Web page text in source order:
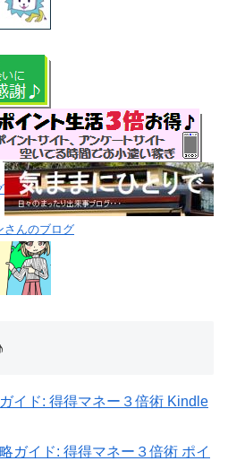
さんのブログ
イド: 得得マネー３倍術 Kindle
ガイド: 得得マネー３倍術 ポイ